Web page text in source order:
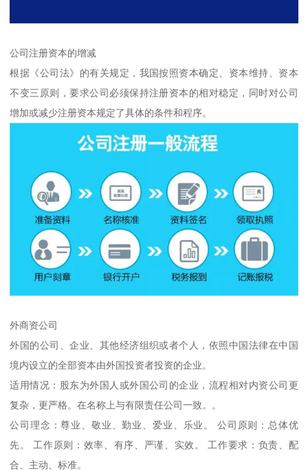
公司注册资本的增减
根据《公司法》的有关规定，我国按照资本确定、资本维持、资本
不变三原则，要求公司必须保持注册资本的相对稳定，同时对公司
增加或减少注册资本规定了具体的条件和程序。
外商资公司
外国的公司、企业、其他经济组织或者个人，依照中国法律在中国
境内设立的全部资本由外国投资者投资的企业。
适用情况：股东为外国人或外国公司的企业，流程相对内资公司更
复杂，更严格。在名称上与有限责任公司一致。。
公司理念：尊业、敬业、勤业、爱业、乐业。 公司原则：总体优
先。 工作原则：效率、有序、严谨、实效。 工作要求：负责、配
合、主动、标准。